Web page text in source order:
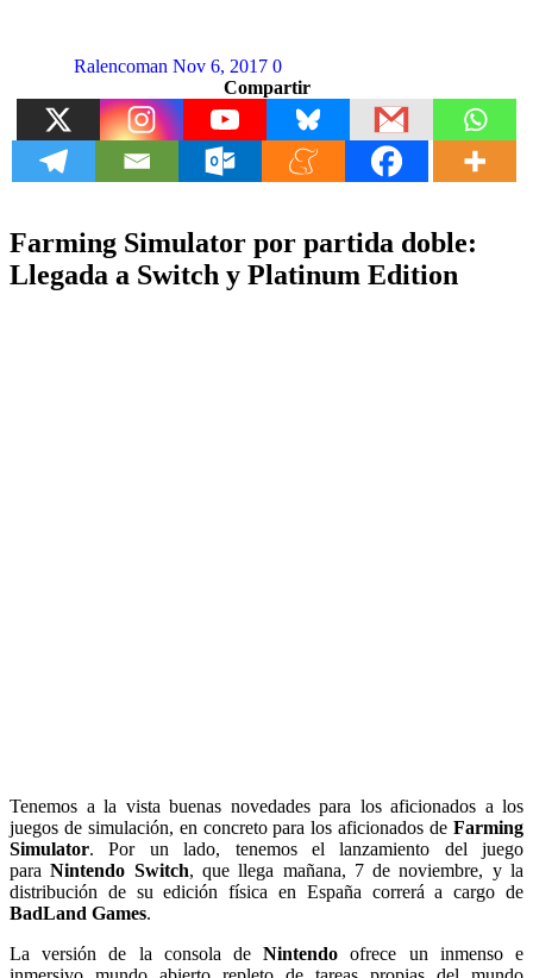
Ralencoman Nov 6, 2017 0
Compartir
Farming Simulator por partida doble:
Llegada a Switch y Platinum Edition
Tenemos a la vista buenas novedades para los aficionados a los
juegos de simulación, en concreto para los aficionados de Farming
Simulator. Por un lado, tenemos el lanzamiento del juego
paraNintendo Switch, que llega mañana, 7 de noviembre, y la
distribución de su edición física en España correrá a cargo de
BadLand Games.
La versión de la consola deNintendoofrece un inmenso e